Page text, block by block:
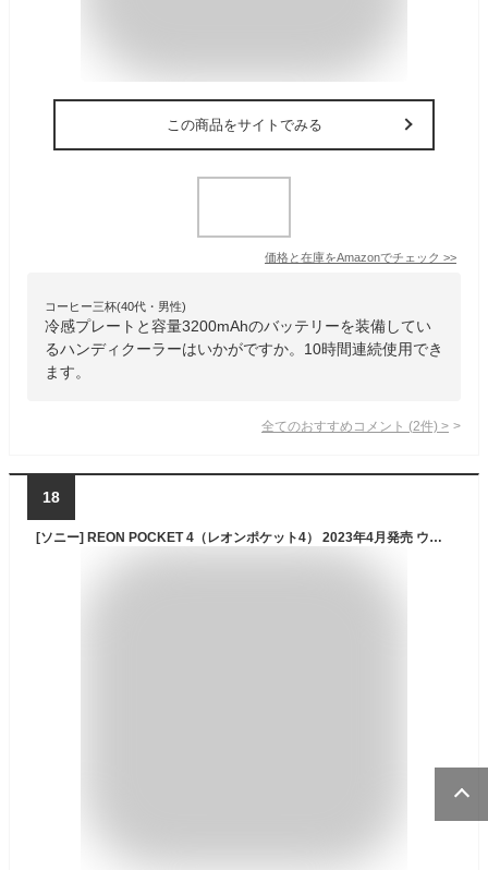
この商品をサイトでみる
価格と在庫をAmazonでチェック >>
コーヒー三杯(40代・男性)
冷感プレートと容量3200mAhのバッテリーを装備してい
るハンディクーラーはいかがですか。10時間連続使用でき
ます。
全てのおすすめコメント (2件) >
18
[ソニー] REON POCKET 4（レオンポケット4） 2023年4月発売 ウェアラブルクーラー/ネッククーラー/ネックヒーター/自動冷却/冷温両対応/軽量/モバイルバッテリー対応